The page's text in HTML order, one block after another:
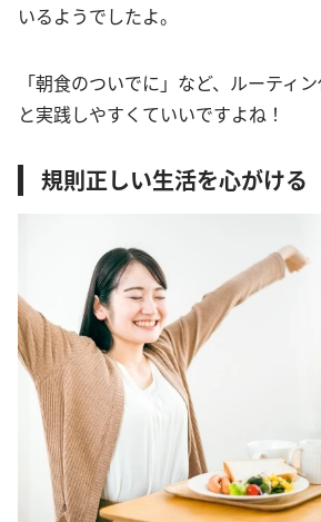
いるようでしたよ。
「朝食のついでに」など、ルーティ
と実践しやすくていいですよね！
規則正しい生活を心がける